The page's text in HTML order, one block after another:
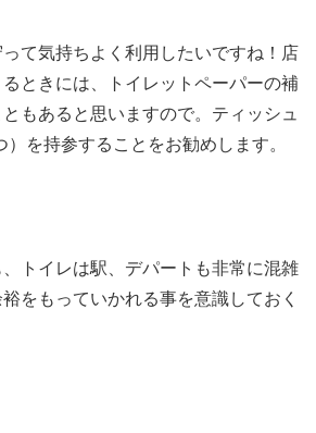
て気持ちよく利用したいですね！店
ときには、トイレットペーパーの補
もあると思いますので。ティッシュ
を持参することをお勧めします。
トイレは駅、デパートも非常に混雑
をもっていかれる事を意識しておく